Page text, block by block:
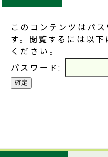
このコンテンツはパ
す。閲覧するには以
ください。
パスワード: